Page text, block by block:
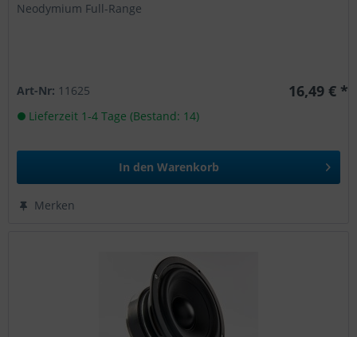
Neodymium Full-Range
Art-Nr: 11625 16,49 € *
Lieferzeit 1-4 Tage (Bestand: 14)
In den Warenkorb
Merken